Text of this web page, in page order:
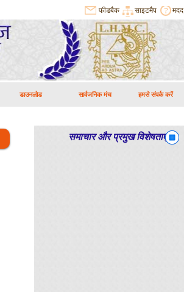
फीडबैक साइटमैप मदद
डाउनलोड सार्वजनिक मंच हमसे संपर्क करें
समाचार और प्रमुख विशेषताएं